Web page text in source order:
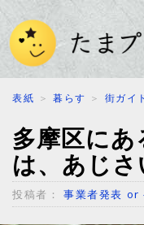
表紙 ＞ 暮らす ＞ 街ガイ
多摩区にあ
は、あじ
投稿者： 事業者発表 or